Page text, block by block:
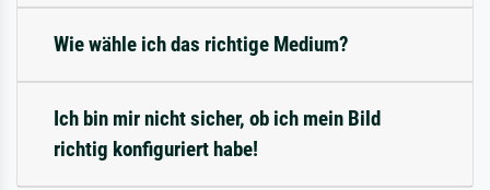
Wie wähle ich das richtige Medium?
Ich bin mir nicht sicher, ob ich mein Bild
richtig konfiguriert habe!